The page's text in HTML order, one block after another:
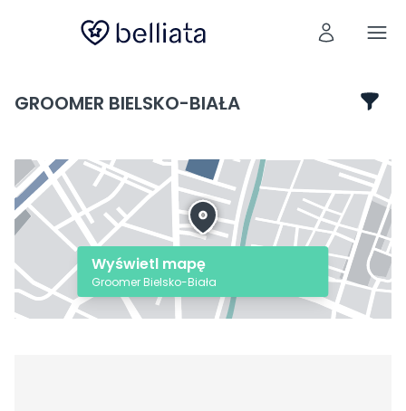
GROOMER BIELSKO-BIAŁA
Wyświetl mapę
Groomer Bielsko-Biała